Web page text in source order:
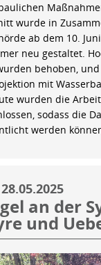
wurde in
ab dem 10.
neu gestaltet.
behoben,
mit
wurden die
sodass die
werden
28.05.2025
an der
und